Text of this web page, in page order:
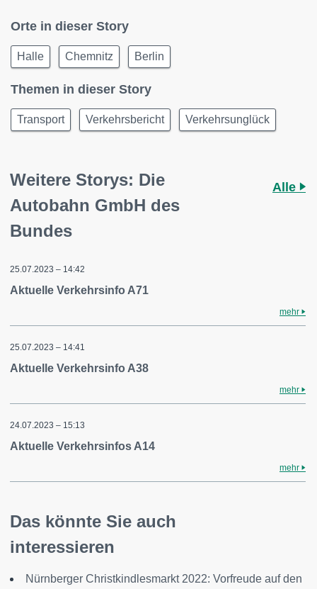
Orte in dieser Story
Halle Chemnitz Berlin
Themen in dieser Story
Transport Verkehrsbericht Verkehrsunglück
Weitere Storys: Die
Autobahn GmbH des
Bundes
Alle
25.07.2023 – 14:42
Aktuelle Verkehrsinfo A71
mehr
25.07.2023 – 14:41
Aktuelle Verkehrsinfo A38
mehr
24.07.2023 – 15:13
Aktuelle Verkehrsinfos A14
mehr
Das könnte Sie auch
interessieren
Nürnberger Christkindlesmarkt 2022: Vorfreude auf den